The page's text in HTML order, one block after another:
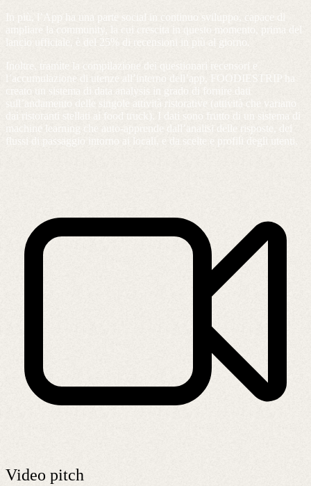
In più, l’App ha una parte social in continuo sviluppo, capace di
ampliare la community, la cui crescita in questo momento, prima del
lancio ufficiale, è del 25% di recensioni in più al giorno.
Inoltre, tramite la compilazione dei questionari recensori e
l’accumulazione di utenze all’interno dell’app, FOODIESTRIP ha
creato un sistema di data analysis in grado di fornire dati
sull’andamento delle singole attività ristorative (attività che variano
dai ristoranti stellati ai food truck). I dati sono frutto di un sistema di
machine learning che auto-apprende dall’analisi delle risposte, dei
flussi di passaggio intorno ai locali, e da scelte e profili degli utenti.
Video pitch